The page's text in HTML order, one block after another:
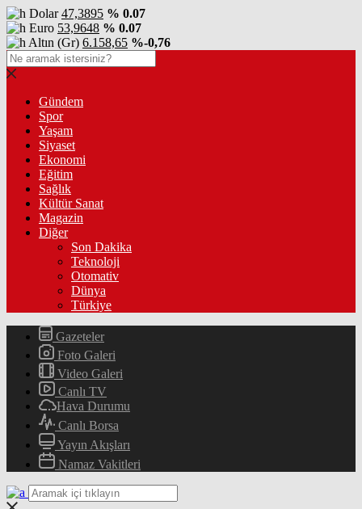
Dolar47,3895 % 0.07
Euro 53,9648 % 0.07
Altın (Gr) 6.158,65 %-0,76
Gündem
Spor
Yaşam
Siyaset
Ekonomi
Eğitim
Sağlık
Kültür Sanat
Magazin
Diğer
Son Dakika
Teknoloji
Otomativ
Dünya
Türkiye
Gazeteler
Foto Galeri
Video Galeri
Canlı TV
Hava Durumu
Canlı Borsa
Yayın Akışları
Namaz Vakitleri